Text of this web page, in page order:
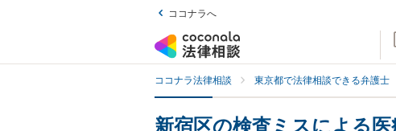
ココナラへ
ココナラ法律相談 東京都で法律相談できる弁護士
新宿区の検査ミスによる